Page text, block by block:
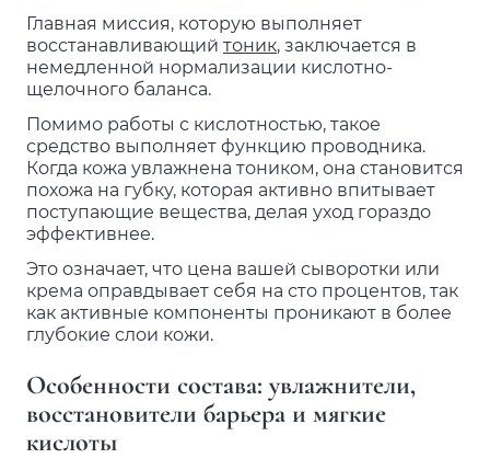
Главная миссия, которую выполняет
восстанавливающий тоник, заключается в
немедленной нормализации кислотно-
щелочного баланса.
Помимо работы с кислотностью, такое
средство выполняет функцию проводника.
Когда кожа увлажнена тоником, она становится
похожа на губку, которая активно впитывает
поступающие вещества, делая уход гораздо
эффективнее.
Это означает, что цена вашей сыворотки или
крема оправдывает себя на сто процентов, так
как активные компоненты проникают в более
глубокие слои кожи.
Особенности состава: увлажнители,
восстановители барьера и мягкие
кислоты